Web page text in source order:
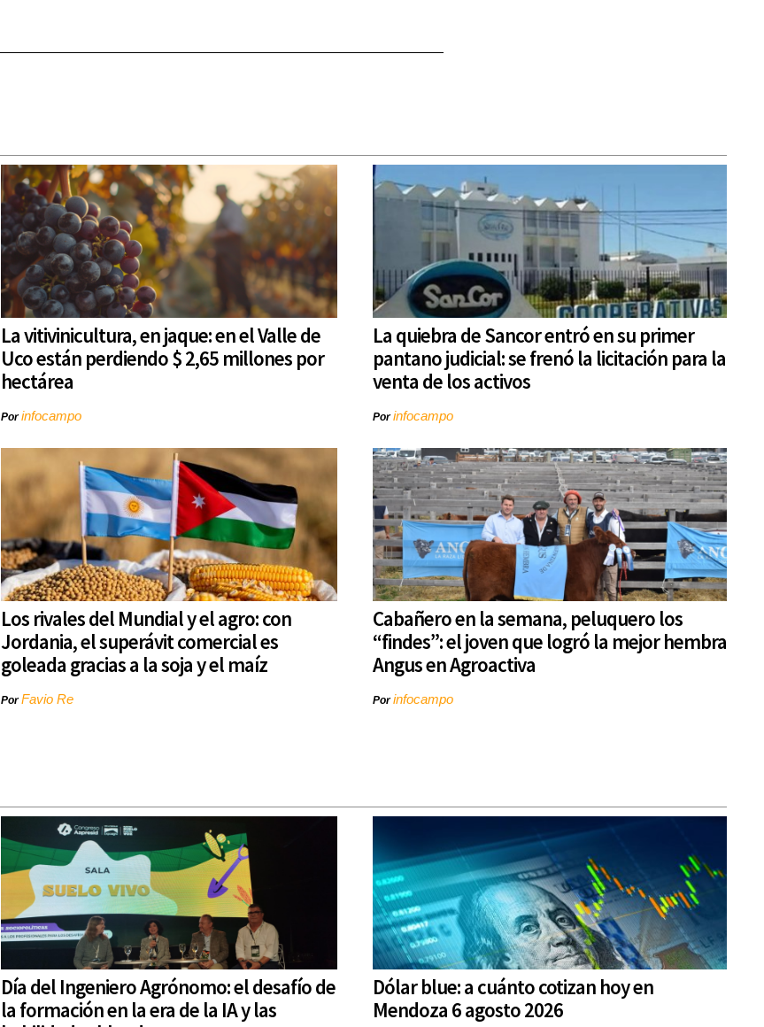
La vitivinicultura, en jaque: en el Valle de
Uco están perdiendo $ 2,65 millones por
hectárea
Porinfocampo
La quiebra de Sancor entró en su primer
pantano judicial: se frenó la licitación para la
venta de los activos
Porinfocampo
Los rivales del Mundial y el agro: con
Jordania, el superávit comercial es
goleada gracias a la soja y el maíz
PorFavio Re
Cabañero en la semana, peluquero los
“findes”: el joven que logró la mejor hembra
Angus en Agroactiva
Porinfocampo
Día del Ingeniero Agrónomo: el desafío de
la formación en la era de la IA y las
Dólar blue: a cuánto cotizan hoy en
Mendoza 6 agosto 2026